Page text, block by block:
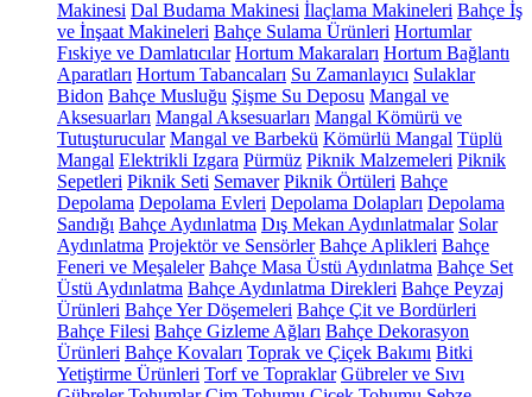
Makinesi Dal Budama Makinesi İlaçlama Makineleri Bahçe İş
ve İnşaat Makineleri Bahçe Sulama Ürünleri Hortumlar
Fıskiye ve Damlatıcılar Hortum Makaraları Hortum Bağlantı
Aparatları Hortum Tabancaları Su Zamanlayıcı Sulaklar
Bidon Bahçe Musluğu Şişme Su Deposu Mangal ve
Aksesuarları Mangal Aksesuarları Mangal Kömürü ve
Tutuşturucular Mangal ve Barbekü Kömürlü Mangal Tüplü
Mangal Elektrikli Izgara Pürmüz Piknik Malzemeleri Piknik
Sepetleri Piknik Seti Semaver Piknik Örtüleri Bahçe
Depolama Depolama Evleri Depolama Dolapları Depolama
Sandığı Bahçe Aydınlatma Dış Mekan Aydınlatmalar Solar
Aydınlatma Projektör ve Sensörler Bahçe Aplikleri Bahçe
Feneri ve Meşaleler Bahçe Masa Üstü Aydınlatma Bahçe Set
Üstü Aydınlatma Bahçe Aydınlatma Direkleri Bahçe Peyzaj
Ürünleri Bahçe Yer Döşemeleri Bahçe Çit ve Bordürleri
Bahçe Filesi Bahçe Gizleme Ağları Bahçe Dekorasyon
Ürünleri Bahçe Kovaları Toprak ve Çiçek Bakımı Bitki
Yetiştirme Ürünleri Torf ve Topraklar Gübreler ve Sıvı